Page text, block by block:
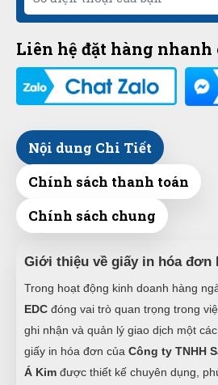
Liên hệ đặt hàng nhanh
Nội dung Chi Tiết
Chính sách thanh toán
Chính sách chung
Giới thiệu về giấy in hóa đơn
Trong hoạt động kinh doanh hàng
EDC đóng vai trò quan trọng trong
ghi nhận và quản lý giao dịch một
giấy in hóa đơn của Công ty TNHH
Á Kim được thiết kế chuyên dụng,